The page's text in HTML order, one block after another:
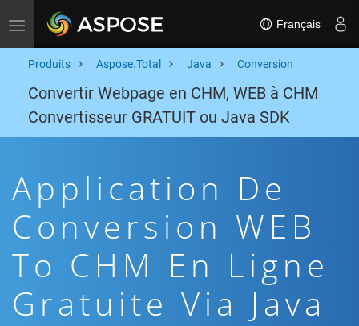
Toggle navigation Français
Produits Aspose.Total Java Conversion
Convertir Webpage en CHM, WEB à CHM
Convertisseur GRATUIT ou Java SDK
Application De
Conversion WEB
To CHM En Ligne
Gratuite Via Java